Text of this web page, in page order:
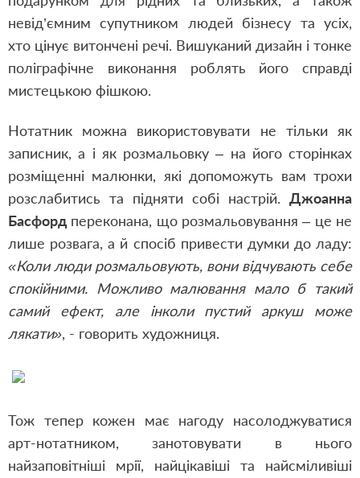
невід’ємним супутником людей бізнесу та усіх,
хто цінує витончені речі. Вишуканий дизайн і тонке
поліграфічне виконання роблять його справді
мистецькою фішкою.
Нотатник можна використовувати не тільки як
записник, а і як розмальовку – на його сторінках
розміщенні малюнки, які допоможуть вам трохи
розслабитись та підняти собі настрій. Джоанна
Басфорд переконана, що розмальовування – це не
лише розвага, а й спосіб привести думки до ладу:
«Коли люди розмальовують, вони відчувають себе
спокійними. Можливо малювання мало б такий
самий ефект, але інколи пустий аркуш може
лякати», - говорить художниця.
Тож тепер кожен має нагоду насолоджуватися
арт-нотатником, занотовувати в нього
найзаповітніші мрії, найцікавіші та найсміливіші